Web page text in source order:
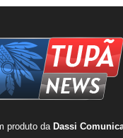
produto da Dassi